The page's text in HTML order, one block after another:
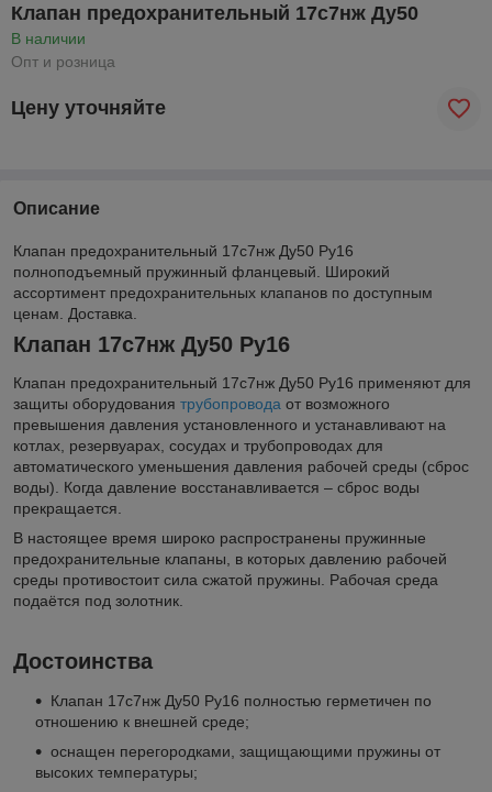
Клапан предохранительный 17с7нж Ду50
В наличии
Опт и розница
Цену уточняйте
Описание
Клапан предохранительный 17с7нж Ду50 Ру16
полноподъемный пружинный фланцевый. Широкий
ассортимент предохранительных клапанов по доступным
ценам. Доставка.
Клапан 17с7нж Ду50 Ру16
Клапан предохранительный 17с7нж Ду50 Ру16 применяют для
защиты оборудования трубопровода от возможного
превышения давления установленного и устанавливают на
котлах, резервуарах, сосудах и трубопроводах для
автоматического уменьшения давления рабочей среды (сброс
воды). Когда давление восстанавливается – сброс воды
прекращается.
В настоящее время широко распространены пружинные
предохранительные клапаны, в которых давлению рабочей
среды противостоит сила сжатой пружины. Рабочая среда
подаётся под золотник.
Достоинства
Клапан 17с7нж Ду50 Ру16 полностью герметичен по
отношению к внешней среде;
оснащен перегородками, защищающими пружины от
высоких температуры;